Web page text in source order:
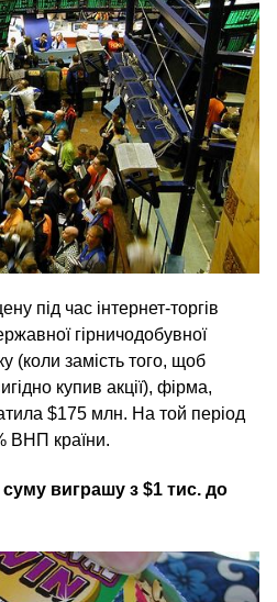
під час інтернет-торгів
гірничодобувної
(коли замість того, щоб
купив акції), фірма,
$175 млн. На той період
ВНП країни.
виграшу з $1 тис. до